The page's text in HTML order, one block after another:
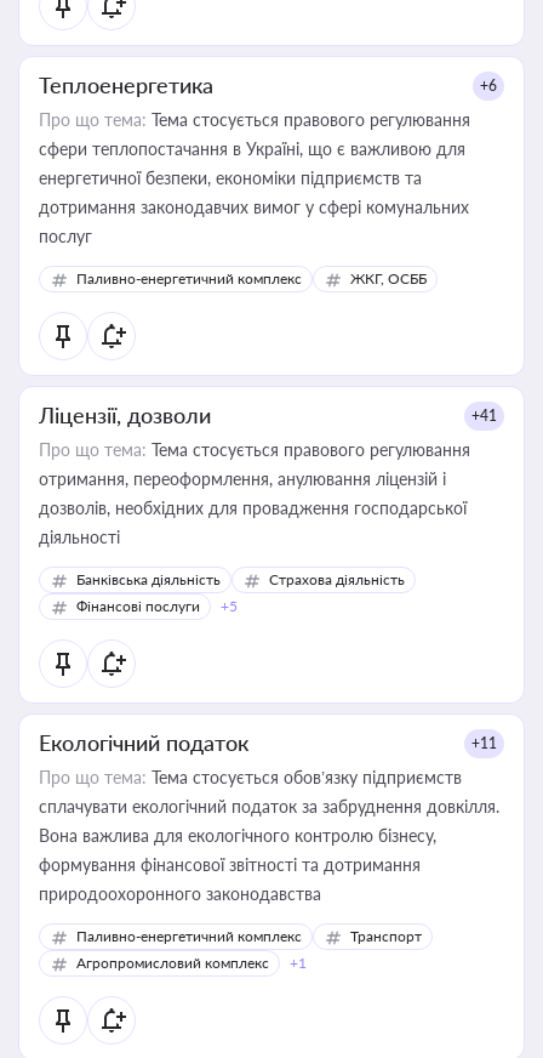
Теплоенергетика +6
Про що тема: Тема стосується правового регулювання
сфери теплопостачання в Україні, що є важливою для
енергетичної безпеки, економіки підприємств та
дотримання законодавчих вимог у сфері комунальних
послуг
Паливно-енергетичний комплекс ЖКГ, ОСББ
Ліцензії, дозволи +41
Про що тема: Тема стосується правового регулювання
отримання, переоформлення, анулювання ліцензій і
дозволів, необхідних для провадження господарської
діяльності
Банківська діяльність
Страхова діяльність
Фінансові послуги
+5
Екологічний податок +11
Про що тема: Тема стосується обов’язку підприємств
сплачувати екологічний податок за забруднення довкілля.
Вона важлива для екологічного контролю бізнесу,
формування фінансової звітності та дотримання
природоохоронного законодавства
Паливно-енергетичний комплекс
Транспорт
Агропромисловий комплекс
+1